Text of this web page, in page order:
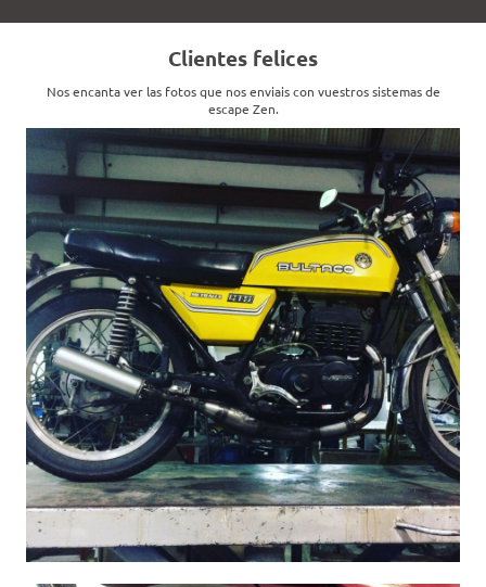
Clientes felices
Nos encanta ver las fotos que nos enviais con vuestros sistemas de
escape Zen.